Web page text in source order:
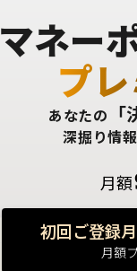
マネー
プ
あなたの 「
深掘り情
月額
初回ご登録
月額